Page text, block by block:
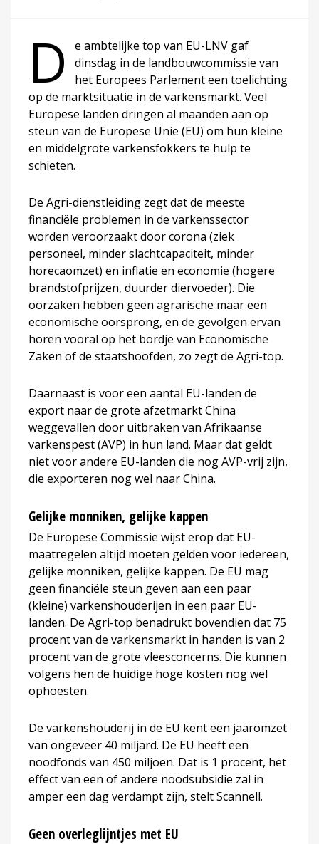
D
e ambtelijke top van EU-LNV gaf
dinsdag in de landbouwcommissie van
het Europees Parlement een toelichting
op de marktsituatie in de varkensmarkt. Veel
Europese landen dringen al maanden aan op
steun van de Europese Unie (EU) om hun kleine
en middelgrote varkensfokkers te hulp te
schieten.
De Agri-dienstleiding zegt dat de meeste
financiële problemen in de varkenssector
worden veroorzaakt door corona (ziek
personeel, minder slachtcapaciteit, minder
horecaomzet) en inflatie en economie (hogere
brandstofprijzen, duurder diervoeder). Die
oorzaken hebben geen agrarische maar een
economische oorsprong, en de gevolgen ervan
horen vooral op het bordje van Economische
Zaken of de staatshoofden, zo zegt de Agri-top.
Daarnaast is voor een aantal EU-landen de
export naar de grote afzetmarkt China
weggevallen door uitbraken van Afrikaanse
varkenspest (AVP) in hun land. Maar dat geldt
niet voor andere EU-landen die nog AVP-vrij zijn,
die exporteren nog wel naar China.
Gelijke monniken, gelijke kappen
De Europese Commissie wijst erop dat EU-
maatregelen altijd moeten gelden voor iedereen,
gelijke monniken, gelijke kappen. De EU mag
geen financiële steun geven aan een paar
(kleine) varkenshouderijen in een paar EU-
landen. De Agri-top benadrukt bovendien dat 75
procent van de varkensmarkt in handen is van 2
procent van de grote vleesconcerns. Die kunnen
volgens hen de huidige hoge kosten nog wel
ophoesten.
De varkenshouderij in de EU kent een jaaromzet
van ongeveer 40 miljard. De EU heeft een
noodfonds van 450 miljoen. Dat is 1 procent, het
effect van een of andere noodsubsidie zal in
amper een dag verdampt zijn, stelt Scannell.
Geen overleglijntjes met EU